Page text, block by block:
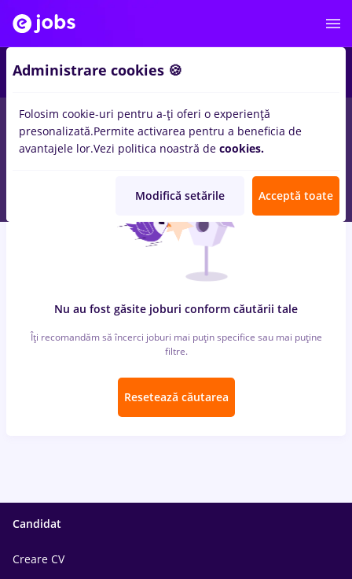
locuri de muncazootehnist, Full timeinTimisoara
Entry-Level (< 2 ani)inConstructii / Instalatii, IT / Telecom
Nu au fost găsite joburi conform căutării tale
Îți recomandăm să încerci joburi mai puțin specifice sau mai puține
filtre.
Resetează căutarea
Candidat
Creare CV
Administrare cookies 🍪
Folosim cookie-uri pentru a-ți oferi o experiență
presonalizată.Permite activarea pentru a beneficia de
avantajele lor.Vezi politica noastră de cookies.
Modifică setările Acceptă toate